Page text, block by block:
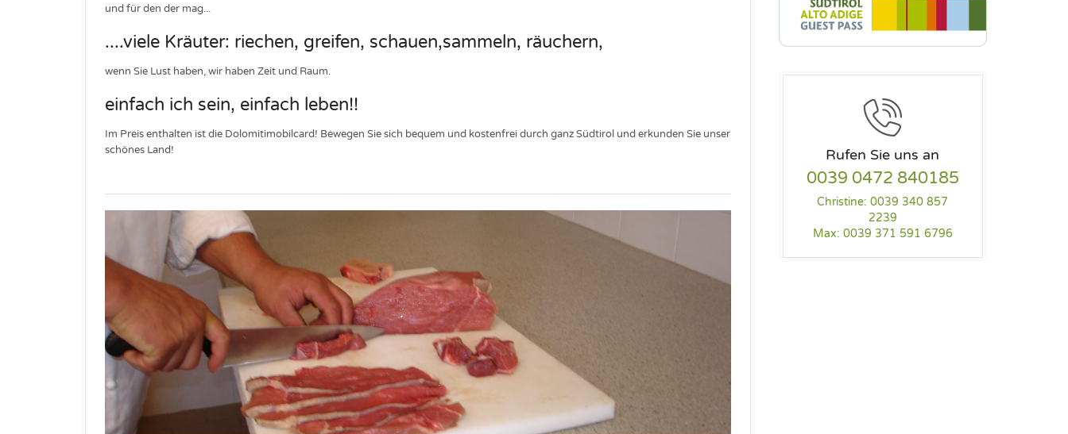
und für den der mag...
....viele Kräuter: riechen, greifen, schauen,sammeln, räuchern,
wenn Sie Lust haben, wir haben Zeit und Raum.
einfach ich sein, einfach leben!!
Im Preis enthalten ist die Dolomitimobilcard! Bewegen Sie sich bequem und kostenfrei durch ganz Südtirol und erkunden Sie unser
schönes Land!
Rufen Sie uns an
0039 0472 840185
Christine: 0039 340 857
2239
Max: 0039 371 591 6796